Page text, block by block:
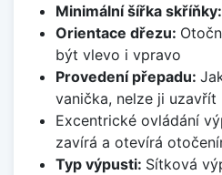
Minimální šířka skříňky:
Orientace dřezu:
být vlevo i vpravo
Provedení přepadu:
vanička, nelze ji uzavřít
Excentrické ovládání
zavírá a otevírá
Typ výpusti: Sítková